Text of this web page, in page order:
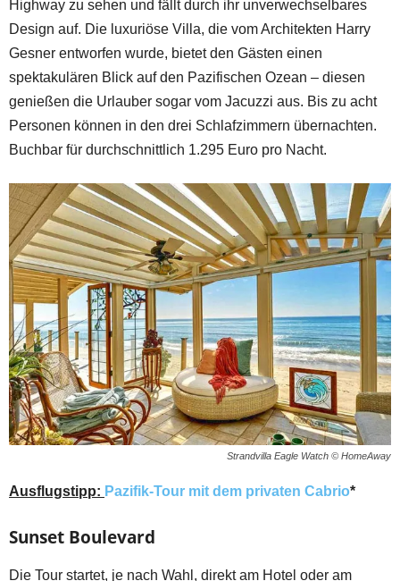
Highway zu sehen und fällt durch ihr unverwechselbares
Design auf. Die luxuriöse Villa, die vom Architekten Harry
Gesner entworfen wurde, bietet den Gästen einen
spektakulären Blick auf den Pazifischen Ozean – diesen
genießen die Urlauber sogar vom Jacuzzi aus. Bis zu acht
Personen können in den drei Schlafzimmern übernachten.
Buchbar für durchschnittlich 1.295 Euro pro Nacht.
Strandvilla Eagle Watch © HomeAway
Ausflugstipp: Pazifik-Tour mit dem privaten Cabrio*
Sunset Boulevard
Die Tour startet, je nach Wahl, direkt am Hotel oder am